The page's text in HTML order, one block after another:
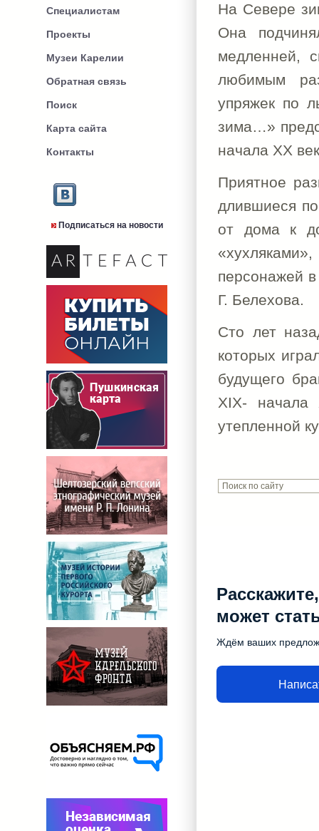
Специалистам
Проекты
Музеи Карелии
Обратная связь
Поиск
Карта сайта
Контакты
Подписаться на новости
На Севере
Она
медленней,
любимым
упряжек по
зима…»
начала ХХ
Приятное
длившиеся
от дома к
персонажей
Г. Белехова.
Сто лет
которых
будущего
XIX- начала
утепленной
может
Ждём ваших